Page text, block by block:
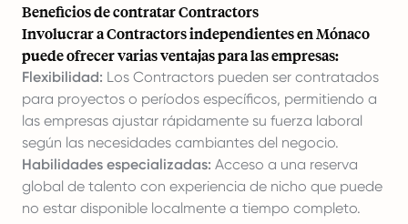
Beneficios de contratar Contractors
Involucrar a Contractors independientes en Mónaco
puede ofrecer varias ventajas para las empresas:
Flexibilidad: Los Contractors pueden ser contratados
para proyectos o períodos específicos, permitiendo a
las empresas ajustar rápidamente su fuerza laboral
según las necesidades cambiantes del negocio.
Habilidades especializadas: Acceso a una reserva
global de talento con experiencia de nicho que puede
no estar disponible localmente a tiempo completo.